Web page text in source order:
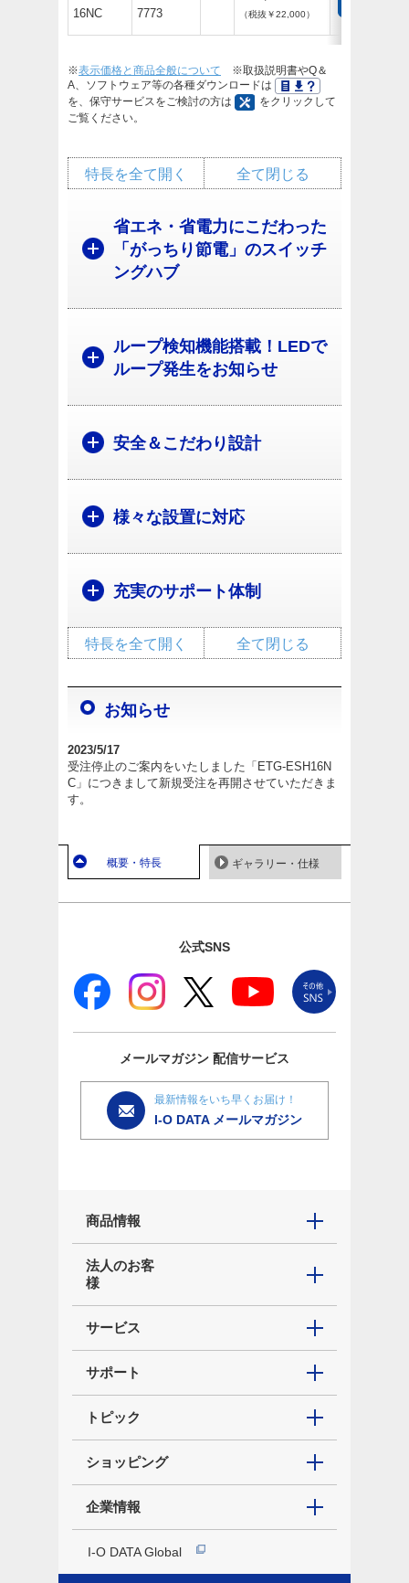
16NC
7773
（税抜￥22,000）
※表示価格と商品全般について ※取扱説明書やQ＆
A、ソフトウェア等の各種ダウンロードは
を、保守サービスをご検討の方は
をクリックして
ご覧ください。
全て閉じる
特長を全て開く
省エネ・省電力にこだわった
「がっちり節電」のスイッチ
ングハブ
ループ検知機能搭載！LEDで
ループ発生をお知らせ
安全＆こだわり設計
様々な設置に対応
充実のサポート体制
全て閉じる
特長を全て開く
お知らせ
2023/5/17
受注停止のご案内をいたしました「ETG-ESH16N
C」につきまして新規受注を再開させていただきま
す。
概要・特長 ギャラリー・仕様
公式SNS
メールマガジン 配信サービス
最新情報をいち早くお届け！
I-O DATA メールマガジン
商品情報
法人のお客
様
サービス
サポート
トピック
ショッピング
企業情報
I-O DATA Global